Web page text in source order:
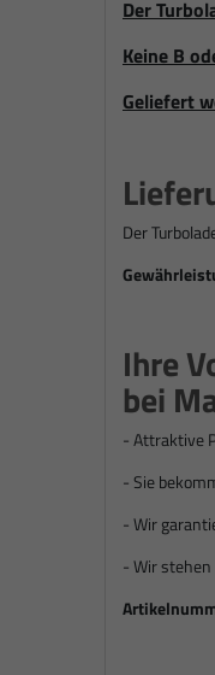
Der
Keine B
Geliefert
Der
Ihre
bei
- Attraktive
- Sie
- Wir
- Wir